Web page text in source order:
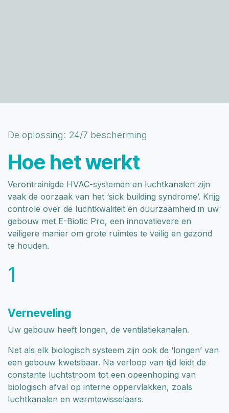
De oplossing: 24/7 bescherming
Hoe het werkt
Verontreinigde HVAC-systemen en luchtkanalen zijn
vaak de oorzaak van het ‘sick building syndrome’. Krijg
controle over de luchtkwaliteit en duurzaamheid in uw
gebouw met E-Biotic Pro, een innovatievere en
veiligere manier om grote ruimtes te veilig en gezond
te houden.
1
Verneveling
Uw gebouw heeft longen, de ventilatiekanalen.
Net als elk biologisch systeem zijn ook de ‘longen’ van
een gebouw kwetsbaar. Na verloop van tijd leidt de
constante luchtstroom tot een opeenhoping van
biologisch afval op interne oppervlakken, zoals
luchtkanalen en warmtewisselaars.